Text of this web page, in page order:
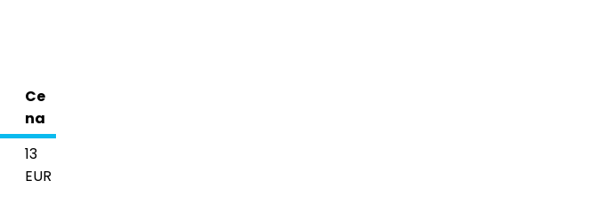
Ce
na
13
EUR